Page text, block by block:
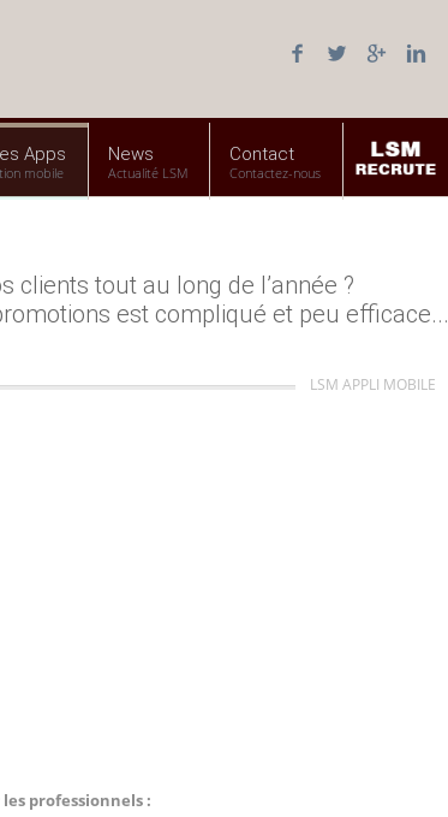
Apps
mobile
News
Actualité LSM
Contact
Contactez-nous
clients tout au long de l’année ?
est compliqué et peu efficace...
LSM APPLI MOBILE
professionnels :